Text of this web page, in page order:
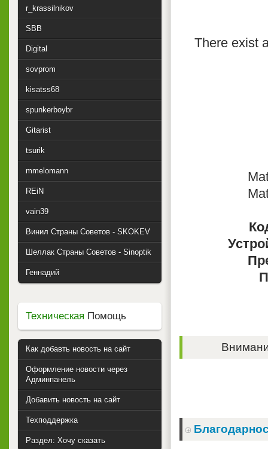
There exist
r_krassilnikov
SBB
Digital
sovprom
kisatss68
spunkerboybr
Gitarist
tsurik
mmelomann
REiN
vain39
Винил Страны Советов - SKOKEV
Шеллак Страны Советов - Sinoptik
Геннадий
Техническая Помощь
Как добавть новость на сайт
Оформление новости через
Админпанель
Добавить новость на сайт
Техподдержка
Раздел: Хочу сказать